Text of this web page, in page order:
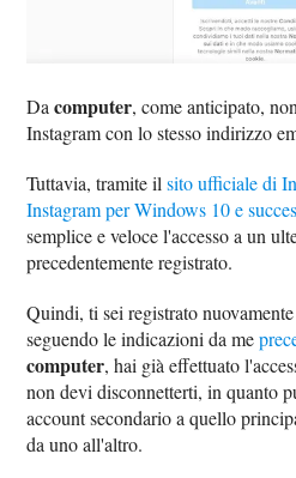
Dacomputer, come anticipato,
Instagram con lo stesso indirizzo
Tuttavia, tramite ilsito ufficiale di
Instagram per Windows 10 e
semplice e veloce l'accesso a un
precedentemente registrato.
Quindi, ti sei registrato
seguendo le indicazioni da me
computer, hai già effettuato
non devi disconnetterti, in quanto
account secondario a quello
da uno all'altro.